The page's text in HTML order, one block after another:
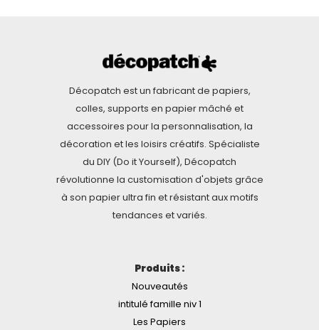
Décopatch est un fabricant de papiers,
colles, supports en papier mâché et
accessoires pour la personnalisation, la
décoration et les loisirs créatifs. Spécialiste
du DIY (Do it Yourself), Décopatch
révolutionne la customisation d'objets grâce
à son papier ultra fin et résistant aux motifs
tendances et variés.
Produits :
Nouveautés
intitulé famille niv 1
Les Papiers